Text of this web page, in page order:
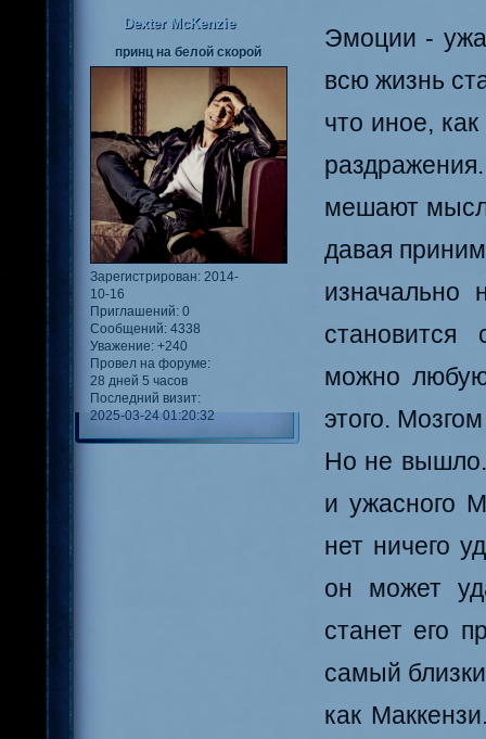
Dexter McKenzie
принц на белой скорой
Зарегистрирован: 2014-
10-16
Приглашений: 0
Сообщений: 4338
Уважение: +240
Провел на форуме:
28 дней 5 часов
Последний визит:
2025-03-24 01:20:32
Эмоции -
всю жизнь
что иное,
мешают
давая
изначально
можно
этого.
Но не вышло.
и ужасного
нет ничего
он может
станет его
самый
как